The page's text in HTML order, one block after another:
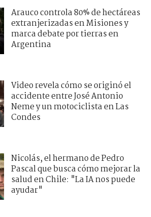
Arauco controla 80% de hectáreas
extranjerizadas en Misiones y
marca debate por tierras en
Argentina
Video revela cómo se originó el
accidente entre José Antonio
Neme y un motociclista en Las
Condes
Nicolás, el hermano de Pedro
Pascal que busca cómo mejorar la
salud en Chile: "La IA nos puede
ayudar"